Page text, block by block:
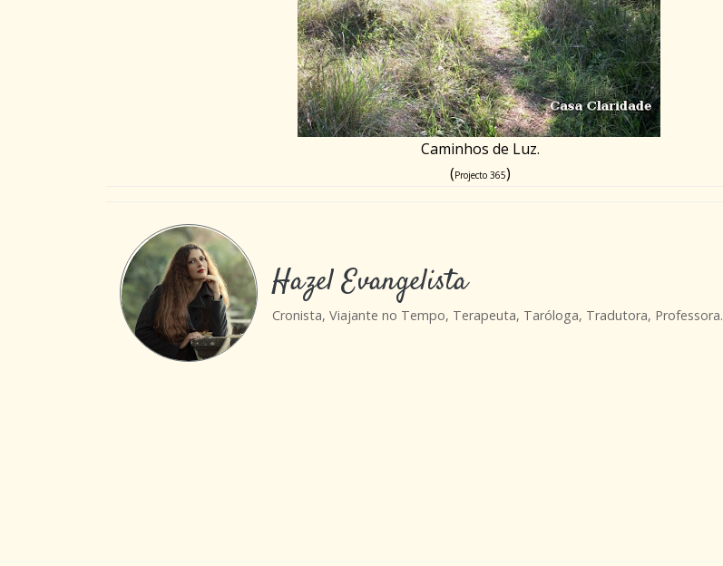
Caminhos de Luz.
(Projecto 365)
Hazel Evangelista
Cronista, Viajante no Tempo, Terapeuta, Taróloga, Tradutora, Professora.